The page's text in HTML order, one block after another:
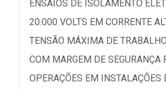
ENSAIOS DE ISOLAMENTO
20.000 VOLTS EM CORRENTE
TENSÃO MÁXIMA DE
COM MARGEM DE SEGURANÇA
OPERAÇÕES EM INSTALAÇÕES